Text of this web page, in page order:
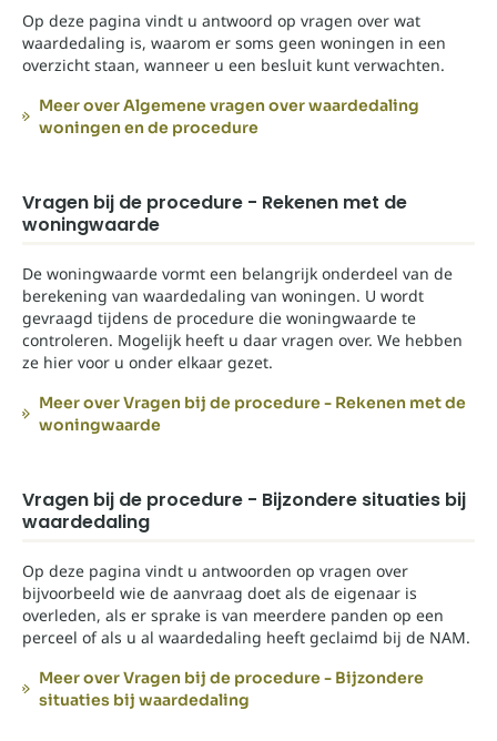
Op deze pagina vindt u antwoord op vragen over wat
waardedaling is, waarom er soms geen woningen in een
overzicht staan, wanneer u een besluit kunt verwachten.
Meer over Algemene vragen over waardedaling
woningen en de procedure
Vragen bij de procedure - Rekenen met de
woningwaarde
De woningwaarde vormt een belangrijk onderdeel van de
berekening van waardedaling van woningen. U wordt
gevraagd tijdens de procedure die woningwaarde te
controleren. Mogelijk heeft u daar vragen over. We hebben
ze hier voor u onder elkaar gezet.
Meer over Vragen bij de procedure - Rekenen met de
woningwaarde
Vragen bij de procedure - Bijzondere situaties bij
waardedaling
Op deze pagina vindt u antwoorden op vragen over
bijvoorbeeld wie de aanvraag doet als de eigenaar is
overleden, als er sprake is van meerdere panden op een
perceel of als u al waardedaling heeft geclaimd bij de NAM.
Meer over Vragen bij de procedure - Bijzondere
situaties bij waardedaling